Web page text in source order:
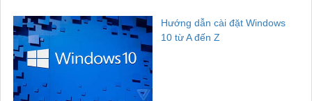
Hướng dẫn cài đặt Windows
10 từ A đến Z